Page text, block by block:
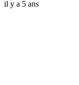
il y a 5 ans